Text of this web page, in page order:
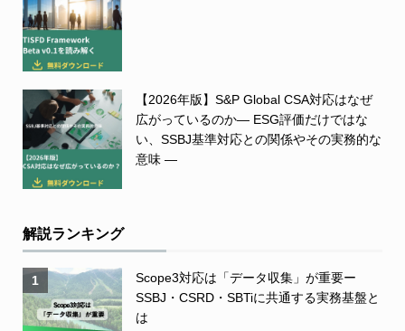
【2026年版】S&P Global CSA対応はなぜ
広がっているのか― ESG評価だけではな
い、SSBJ基準対応との関係やその実務的な
意味 ―
解説ランキング
1
Scope3対応は「データ収集」が重要ー
SSBJ・CSRD・SBTiに共通する実務基盤と
は